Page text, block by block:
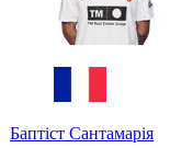
Баптіст Сантамарія